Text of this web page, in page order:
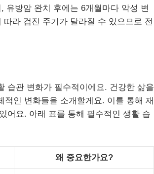
유방암 완치 후에는 6개월마다 악성 변
라 검진 주기가 달라질 수 있으므로 전
습관 변화가 필수적이에요. 건강한 삶을
인 변화들을 소개할게요. 이를 통해 재
어요. 아래 표를 통해 필수적인 생활 습
왜 중요한가요?